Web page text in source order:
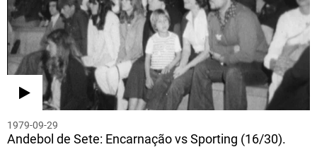
1979-09-29
Andebol de Sete: Encarnação vs Sporting (16/30).